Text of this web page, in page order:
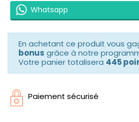
Whatsapp
En achetant ce produit vous
bonus grâce à notre
Votre panier totalisera 445
Paiement sécurisé